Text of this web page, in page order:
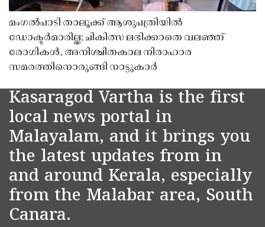
മംഗൽപാടി താലൂക്ക് ആശുപത്രിയിൽ
ഡോക്ടർമാരില്ല; ചികിത്സ ലഭിക്കാതെ വലഞ്ഞ്
രോഗികൾ, അനിശ്ചിതകാല നിരാഹാര
സമരത്തിനൊരുങ്ങി നാട്ടുകാർ
Kasaragod Vartha is the first
local news portal in
Malayalam, and it brings you
the latest updates from in
and around Kerala, especially
from the Malabar area, South
Canara.